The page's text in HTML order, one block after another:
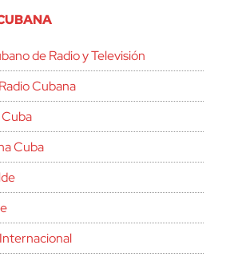
de Radio y Televisión
Cubana
Cuba
Cuba